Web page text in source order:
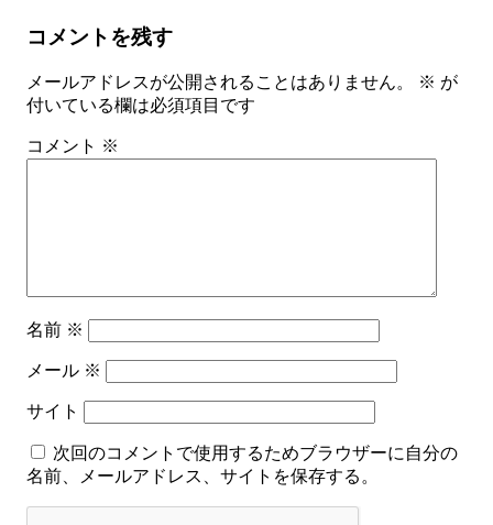
コメントを残す
メールアドレスが公開されることはありません。 ※ が
付いている欄は必須項目です
コメント ※
名前 ※
メール ※
サイト
次回のコメントで使用するためブラウザーに自分の
名前、メールアドレス、サイトを保存する。